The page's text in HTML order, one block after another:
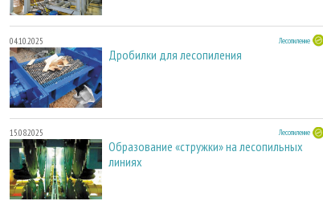
04.10.2025 Лесопиление
Дробилки для лесопиления
15.08.2025 Лесопиление
Образование «стружки» на лесопильных
линиях